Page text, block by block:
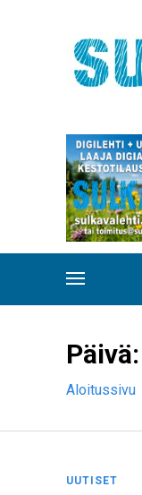
Päivä:
Aloitussivu
UUTISET